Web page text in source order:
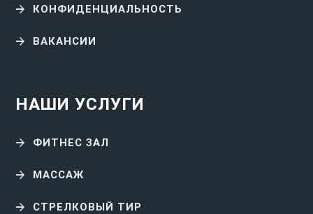
КОНФИДЕНЦИАЛЬНОСТЬ
ВАКАНСИИ
НАШИ УСЛУГИ
ФИТНЕС ЗАЛ
МАССАЖ
СТРЕЛКОВЫЙ ТИР